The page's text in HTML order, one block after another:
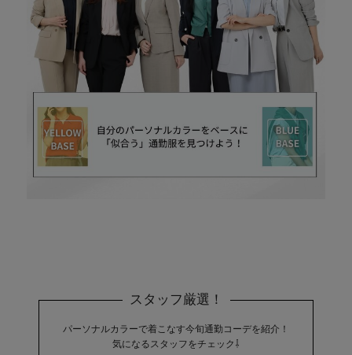
スタッフ厳選！
パーソナルカラーで着こなす今旬通勤コーデを紹介！
気になるスタッフをチェック⇩